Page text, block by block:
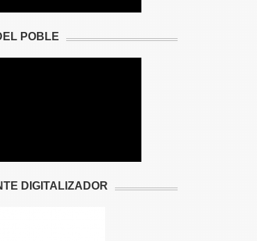
POBLE
DIGITALIZADOR